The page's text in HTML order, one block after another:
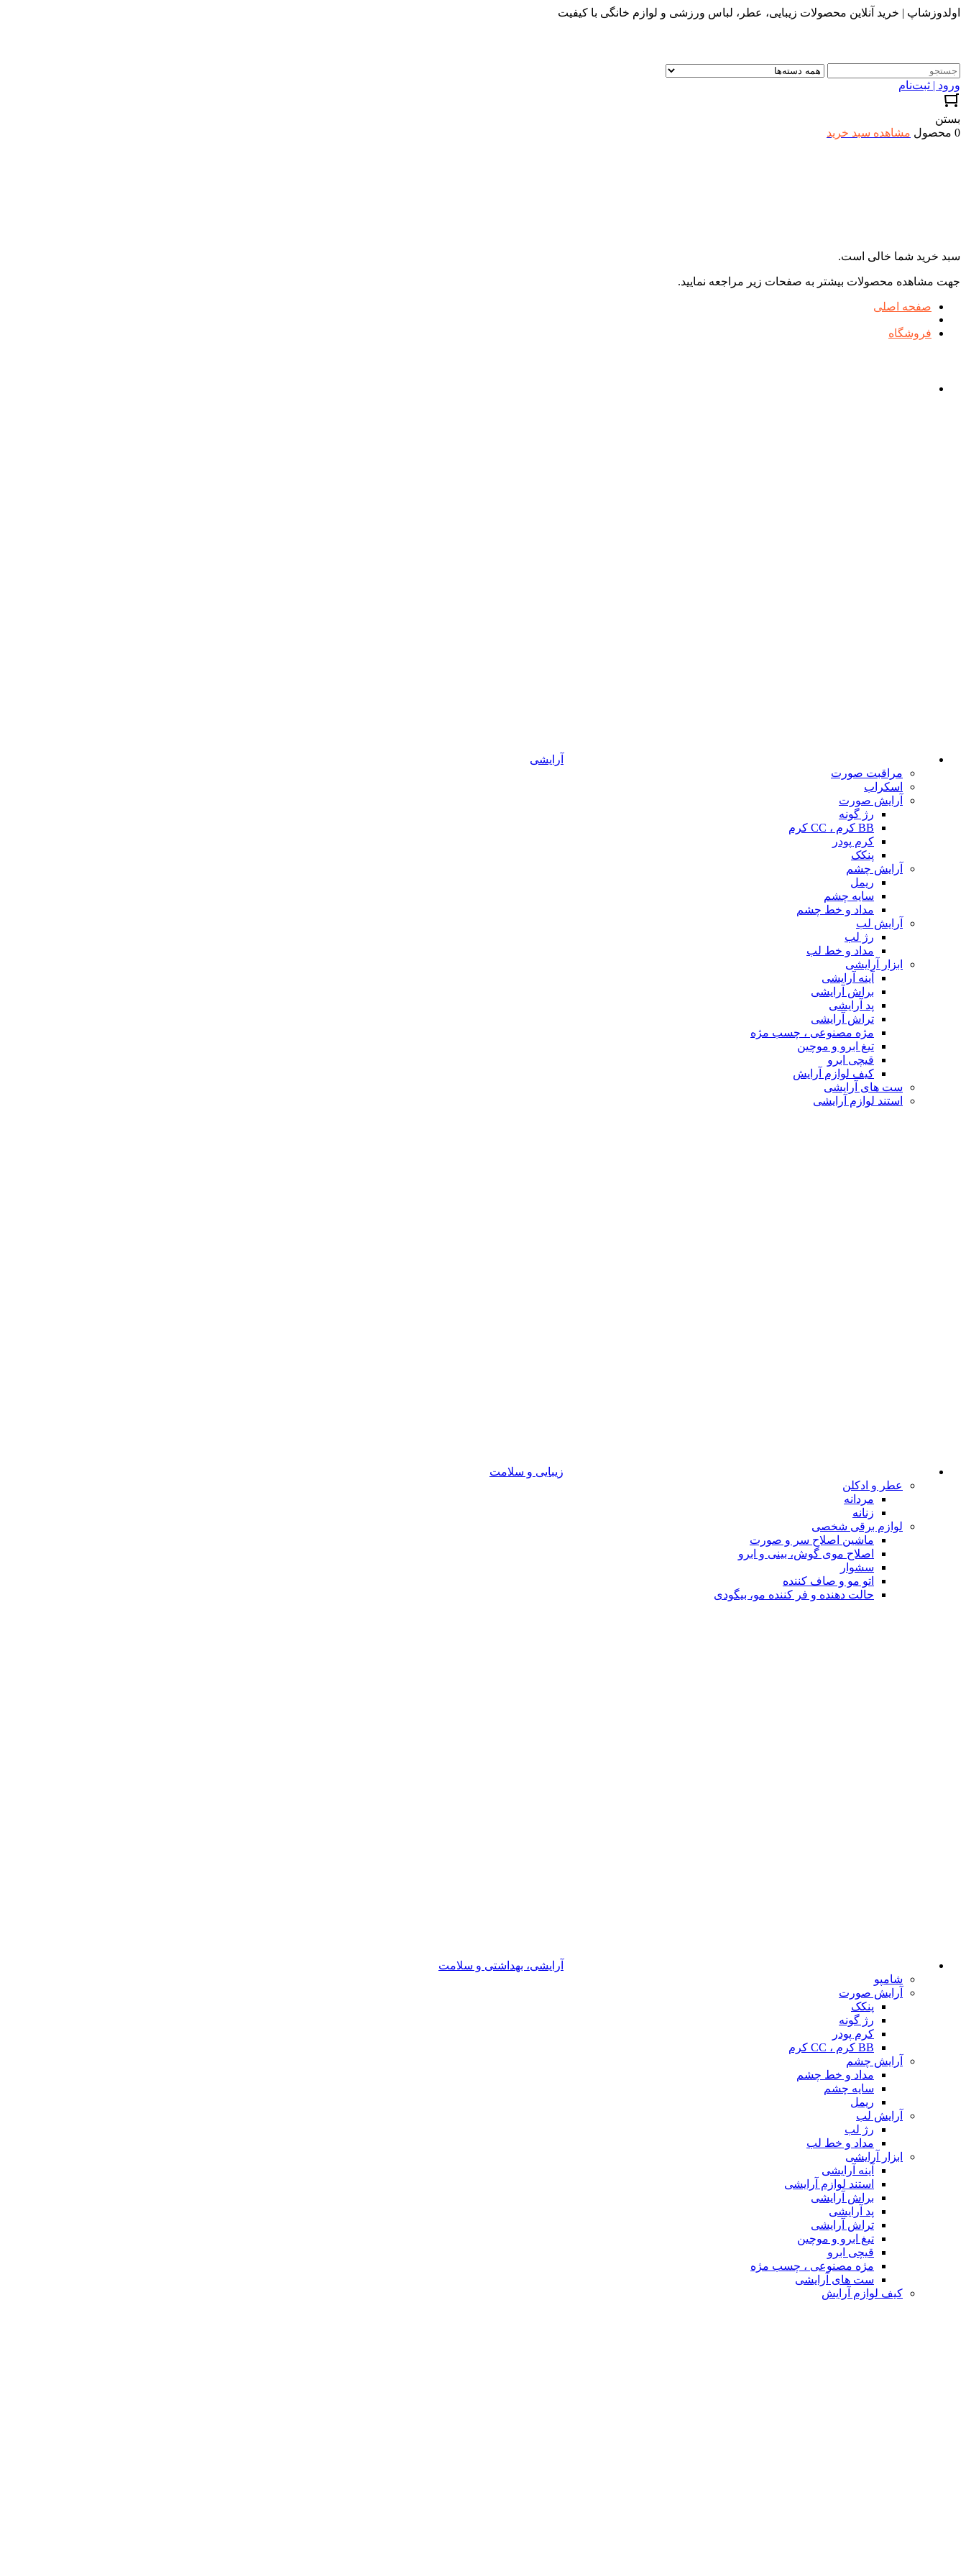
اولدوزشاپ | خرید آنلاین محصولات زیبایی، عطر، لباس ورزشی و لوازم خانگی با کیفیت
ورود | ثبت‌نام
بستن
0 محصول
مشاهده سبد خرید
سبد خرید شما خالی است.
جهت مشاهده محصولات بیشتر به صفحات زیر مراجعه نمایید.
صفحه اصلی
فروشگاه
آرایشی
مراقبت صورت
اسکراب
آرایش صورت
رژ گونه
BB کرم ، CC کرم
کرم پودر
پنکک
آرایش چشم
ریمل
سایه چشم
مداد و خط چشم
آرایش لب
رژ لب
مداد و خط لب
ابزار آرایشی
آینه آرایشی
براش آرایشی
پد آرایشی
تراش آرایشی
مژه مصنوعی ، چسب مژه
تیغ ابرو و موچین
قیچی ابرو
کیف لوازم آرایش
ست های آرایشی
استند لوازم آرایشی
زیبایی و سلامت
عطر و ادکلن
مردانه
زنانه
لوازم برقی شخصی
ماشین اصلاح سر و صورت
اصلاح موی گوش، بینی و ابرو
سشوار
اتو مو و صاف کننده
حالت دهنده و فر کننده مو، بیگودی
آرایشی، بهداشتی و سلامت
شامپو
آرایش صورت
پنکک
رژ گونه
کرم پودر
BB کرم ، CC کرم
آرایش چشم
مداد و خط چشم
سایه چشم
ریمل
آرایش لب
رژ لب
مداد و خط لب
ابزار آرایشی
آینه آرایشی
استند لوازم آرایشی
براش آرایشی
پد آرایشی
تراش آرایشی
تیغ ابرو و موچین
قیچی ابرو
مژه مصنوعی ، چسب مژه
ست های آرایشی
کیف لوازم آرایش